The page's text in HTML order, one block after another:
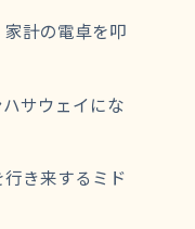
家計の電卓を叩
サウェイにな
き来するミド